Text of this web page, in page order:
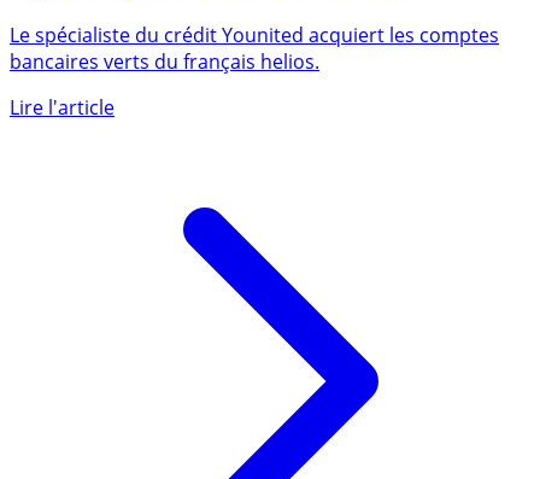
le giron du spécialiste du crédit Younited
bancaires verts du français helios.